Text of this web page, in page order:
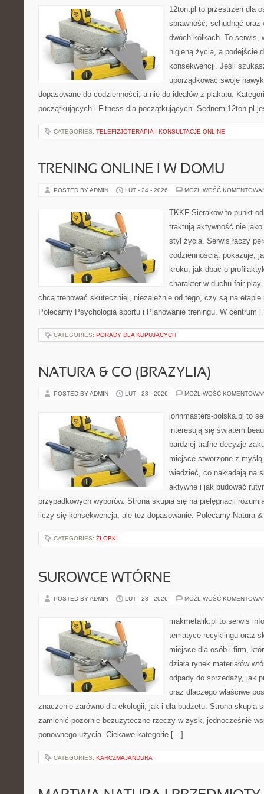
12ton.pl to przestrzeń dla
sprawność, schudnąć oraz
dwóch kółkach. To
higieną życia, a podejście
konsekwencji. Jeśli
uporządkować swoje
dopasowane do codzienności, a nie do ideałów z plakatu.
początkujących i Fitness dla początkujących. Sednem 12ton.pl
CATEGORIES: TELEFIZJOTERAPIA I KONSULTACJE ONLINE
TRENING ONLINE I W DOMU
POSTED BY ADMIN LUT - 24 - 2026 MOŻLIWOŚĆ
TKKF Sieraków to punkt
traktują aktywność nie
styl życia. Serwis łączy
codziennością: pokazuje,
kroku, jak dbać o
charakter w duchu fair
chcą trenować skuteczniej, niezależnie od tego, czy są na etapie
Polecamy Psychologia sportu i Planowanie treningu. W centrum
CATEGORIES: PORADY DLA KUPUJĄCYCH
NATURA & CO (BRAZYLIA)
POSTED BY ADMIN LUT - 23 - 2026 MOŻLIWOŚĆ
johnmasters-polska.pl to
interesują się światem
bardziej trafne decyzje
miejsce stworzone z
wiedzieć, co nakładają na
aktywne i jak budować
przypadkowych wyborów. Strona skupia się na pielęgnacji
liczy się konsekwencja, ale też dopasowanie. Polecamy Natura
CATEGORIES: ŻŁOBKI
SUROWCE WTÓRNE
POSTED BY ADMIN LUT - 23 - 2026 MOŻLIWOŚĆ
makmetalik.pl to serwis
tematyce recyklingu oraz
miejsce dla osób i firm,
działa rynek materiałów
odpady do sprzedaży, jak
oraz dlaczego właściwe
znaczenie zarówno dla ekologii, jak i dla budżetu. Strona skupia
zamienić pozornie bezużyteczne rzeczy w zysk, jednocześnie
ponownego użycia. Ciekawe kategorie […]
CATEGORIES: KARCZMAJANDURA